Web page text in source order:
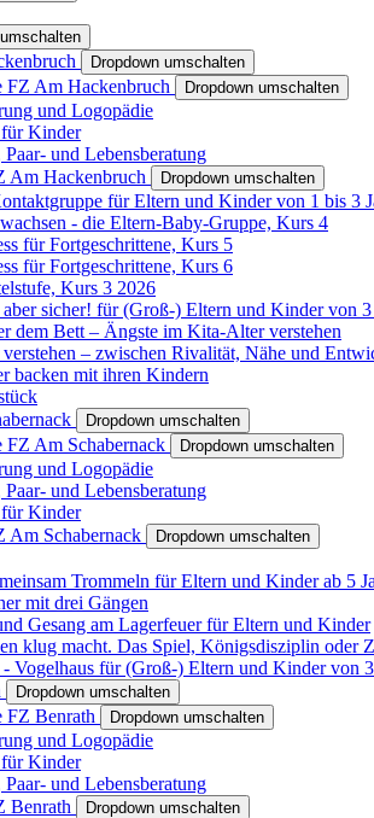
Dropdown umschalten
FZ Am Hackenbruch Dropdown umschalten
und Logopädie
für Kinder
und Lebensberatung
Am Hackenbruch
Dropdown umschalten
für Eltern und Kinder von 1 bis 3
- die Eltern-Baby-Gruppe, Kurs 4
für Fortgeschrittene, Kurs 5
für Fortgeschrittene, Kurs 6
Kurs 3 2026
sicher! für (Groß-) Eltern und Kinder von 3
dem Bett – Ängste im Kita-Alter verstehen
– zwischen Rivalität, Nähe und
backen mit ihren Kindern
Dropdown umschalten
FZ Am Schabernack Dropdown umschalten
und Logopädie
und Lebensberatung
für Kinder
Am Schabernack
Dropdown umschalten
Trommeln für Eltern und Kinder ab 5
mit drei Gängen
Gesang am Lagerfeuer für Eltern und Kinder
klug macht. Das Spiel, Königsdisziplin oder
Vogelhaus für (Groß-) Eltern und Kinder von 3
Dropdown umschalten
FZ Benrath Dropdown umschalten
und Logopädie
für Kinder
und Lebensberatung
Benrath
Dropdown umschalten